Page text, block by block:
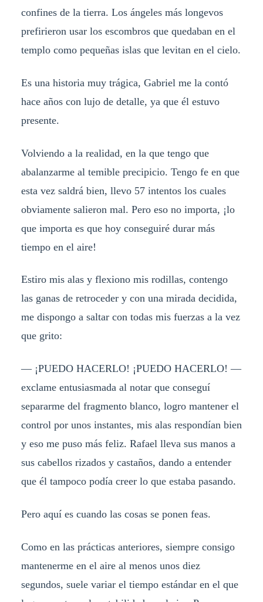
confines de la tierra. Los ángeles más longevos
prefirieron usar los escombros que quedaban en el
templo como pequeñas islas que levitan en el cielo.
Es una historia muy trágica, Gabriel me la contó
hace años con lujo de detalle, ya que él estuvo
presente.
Volviendo a la realidad, en la que tengo que
abalanzarme al temible precipicio. Tengo fe en que
esta vez saldrá bien, llevo 57 intentos los cuales
obviamente salieron mal. Pero eso no importa, ¡lo
que importa es que hoy conseguiré durar más
tiempo en el aire!
Estiro mis alas y flexiono mis rodillas, contengo
las ganas de retroceder y con una mirada decidida,
me dispongo a saltar con todas mis fuerzas a la vez
que grito:
— ¡PUEDO HACERLO! ¡PUEDO HACERLO! —
exclame entusiasmada al notar que conseguí
separarme del fragmento blanco, logro mantener el
control por unos instantes, mis alas respondían bien
y eso me puso más feliz. Rafael lleva sus manos a
sus cabellos rizados y castaños, dando a entender
que él tampoco podía creer lo que estaba pasando.
Pero aquí es cuando las cosas se ponen feas.
Como en las prácticas anteriores, siempre consigo
mantenerme en el aire al menos unos diez
segundos, suele variar el tiempo estándar en el que